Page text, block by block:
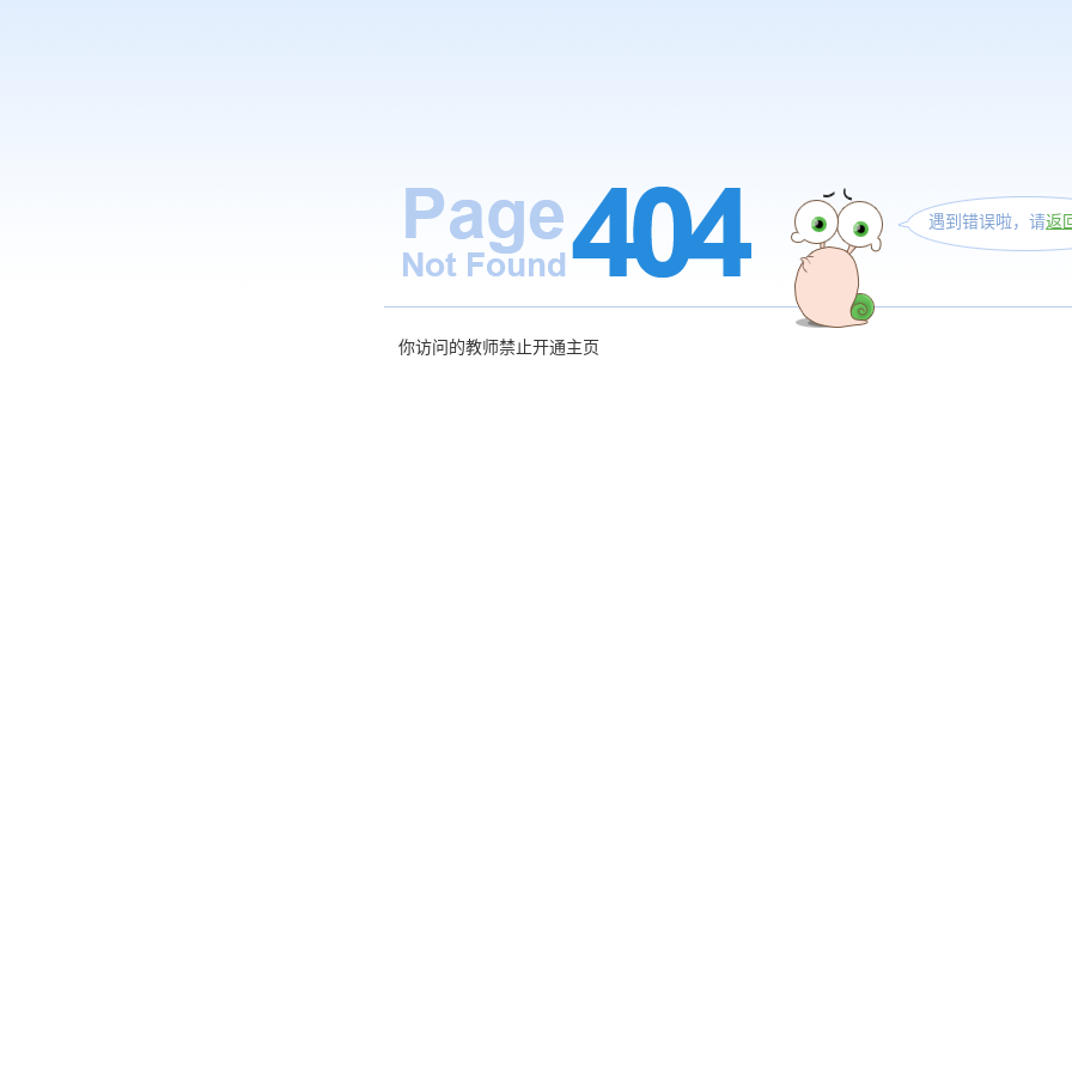
遇到错误啦，请返
你访问的教师禁止开通主页